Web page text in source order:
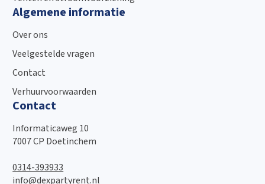
Algemene informatie
Over ons
Veelgestelde vragen
Contact
Verhuurvoorwaarden
Contact
Informaticaweg 10
7007 CP Doetinchem
0314-393933
info@dexpartyrent.nl